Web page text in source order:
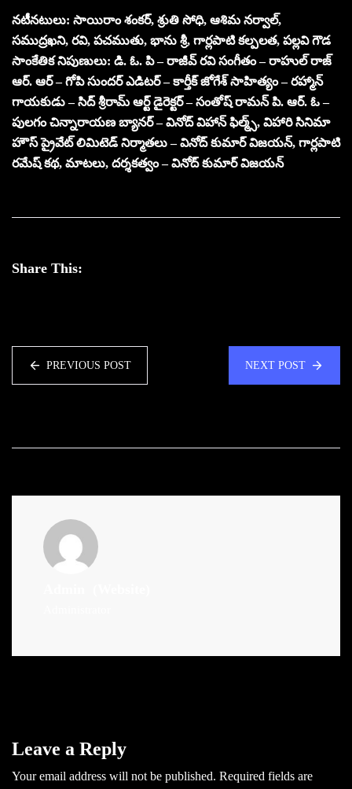
నటీనటులు: సాయిరాం శంకర్, శ్రుతి సోధి, ఆశిమ నర్వాల్,
సముద్రఖని, రవి, పచముతు, భాను శ్రీ, గార్లపాటి కల్పలత, పల్లవి గౌడ
సాంకేతిక నిపుణులు: డి. ఓ. పి – రాజీవ్ రవి సంగీతం – రాహుల్ రాజ్
ఆర్. ఆర్ – గోపి సుందర్ ఎడిటర్ – కార్తీక్ జోగేశ్ సాహిత్యం – రహ్మాన్
గాయకుడు – సిద్ శ్రీరామ్ ఆర్ట్ డైరెక్టర్ – సంతోష్ రామన్ పి. ఆర్. ఓ –
పులగం చిన్నారాయణ బ్యానర్ – వినోద్ విహాన్ ఫిల్మ్స్, విహారి సినిమా
హౌస్ ప్రైవేట్ లిమిటెడ్ నిర్మాతలు – వినోద్ కుమార్ విజయన్, గార్లపాటి
రమేష్ కథ, మాటలు, దర్శకత్వం – వినోద్ కుమార్ విజయన్
Share This:
PREVIOUS POST NEXT POST
Leave a Reply
Your email address will not be published. Required fields are